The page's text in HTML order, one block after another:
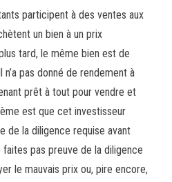
participent à des ventes aux
un bien à un prix
tard, le même bien est de
pas donné de rendement à
prêt à tout pour vendre et
est que cet investisseur
de la diligence requise avant
faites pas preuve de la diligence
le mauvais prix ou, pire encore,